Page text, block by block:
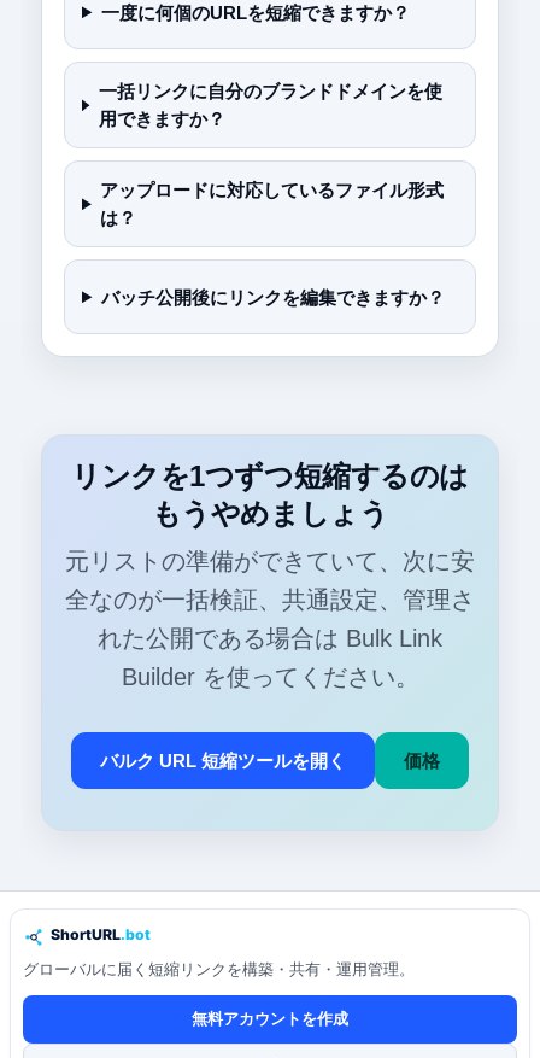
一度に何個のURLを短縮できますか？
一括リンクに自分のブランドドメインを使
用できますか？
アップロードに対応しているファイル形式
は？
バッチ公開後にリンクを編集できますか？
リンクを1つずつ短縮するのは
もうやめましょう
元リストの準備ができていて、次に安
全なのが一括検証、共通設定、管理さ
れた公開である場合は Bulk Link
Builder を使ってください。
バルク URL 短縮ツールを開く 価格
グローバルに届く短縮リンクを構築・共有・運用管理。
無料アカウントを作成